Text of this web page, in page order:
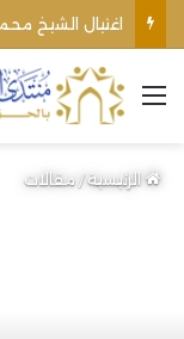
القائمة
الرئيسية/مقالات